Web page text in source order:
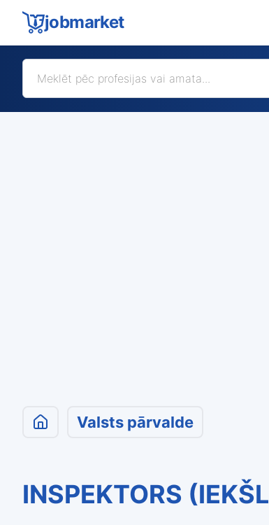
jobmarket
Valsts pārvalde
INSPEKTORS